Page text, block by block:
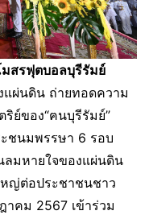
สรฟุตบอลบุรีรัมย์
แผ่นดิน ถ่ายทอดความ
ย์ของ“ฅนบุรีรัมย์”
ชนมพรรษา 6 รอบ
ลมหายใจของแผ่นดิน
ญ่ต่อประชาชนชาว
คม 2567 เข้าร่วม